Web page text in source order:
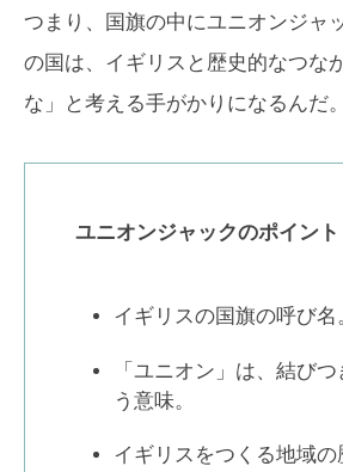
つまり、国旗の中にユニオンジャ
の国は、イギリスと歴史的なつな
な」と考える手がかりになるんだ。
ユニオンジャックのポイント
イギリスの国旗の呼び名
「ユニオン」は、結び
う意味。
イギリスをつくる地域